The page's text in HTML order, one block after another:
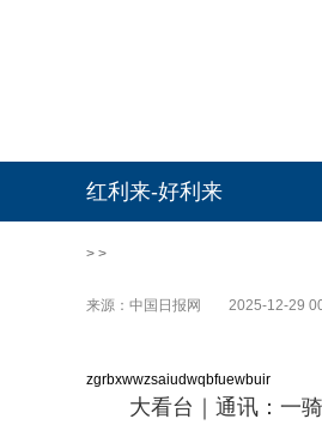
红利来-好利来
> >
来源：中国日报网 2025-12-29
zgrbxwwzsaiudwqbfuewbuir
大看台｜通讯：一